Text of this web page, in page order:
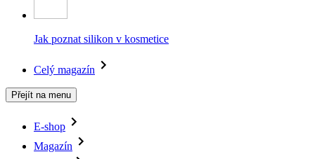
Jak poznat silikon v kosmetice
Celý magazín
Přejít na menu
E-shop
Magazín